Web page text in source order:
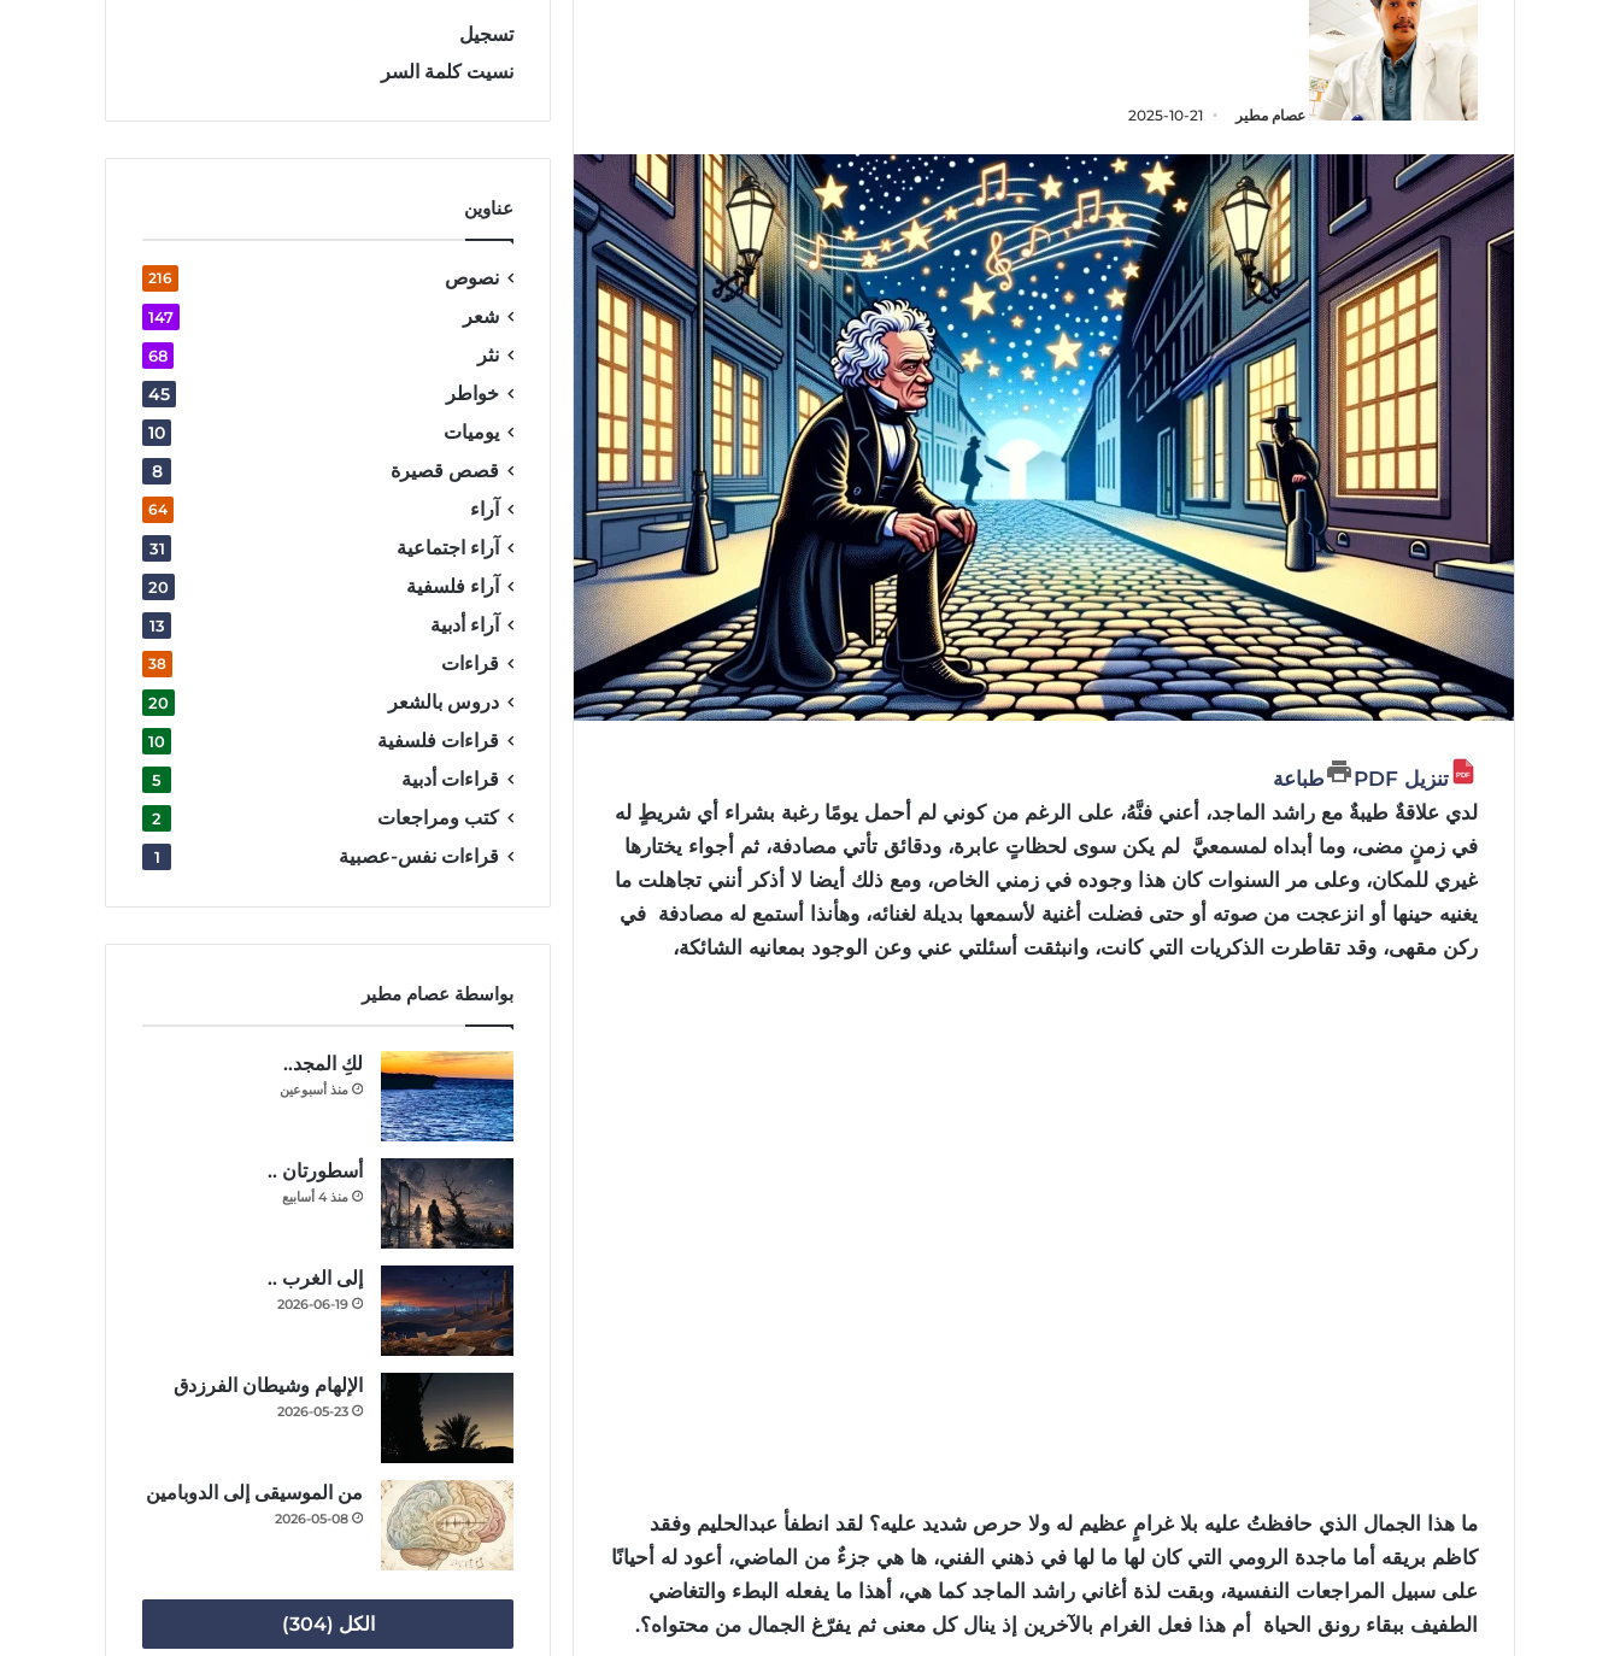
عصام مطير 2025-10-21
تنزيل PDF
طباعة
لدي علاقةٌ طيبةٌ مع راشد الماجد، أعني فنَّهُ، على الرغم من كوني لم أحمل يومًا رغبة بشراء أي شريطٍ له
في زمنٍ مضى، وما أبداه لمسمعيَّ لم يكن سوى لحظاتٍ عابرة، ودقائق تأتي مصادفة، ثم أجواء يختارها
غيري للمكان، وعلى مر السنوات كان هذا وجوده في زمني الخاص، ومع ذلك أيضا لا أذكر أنني تجاهلت ما
يغنيه حينها أو انزعجت من صوته أو حتى فضلت أغنية لأسمعها بديلة لغنائه، وهأنذا أستمع له مصادفة في
ركن مقهى، وقد تقاطرت الذكريات التي كانت، وانبثقت أسئلتي عني وعن الوجود بمعانيه الشائكة،
ما هذا الجمال الذي حافظتُ عليه بلا غرامٍ عظيم له ولا حرص شديد عليه؟ لقد انطفأ عبدالحليم وفقد
كاظم بريقه أما ماجدة الرومي التي كان لها ما لها في ذهني الفني، ها هي جزءٌ من الماضي، أعود له أحيانًا
على سبيل المراجعات النفسية، وبقت لذة أغاني راشد الماجد كما هي، أهذا ما يفعله البطء والتغاضي
الطفيف ببقاء رونق الحياة أم هذا فعل الغرام بالآخرين إذ ينال كل معنى ثم يفرّغ الجمال من محتواه؟.
تسجيل
نسيت كلمة السر
عناوين
نصوص 216
شعر 147
نثر 68
خواطر 45
يوميات 10
قصص قصيرة 8
آراء 64
آراء اجتماعية 31
آراء فلسفية 20
آراء أدبية 13
قراءات 38
دروس بالشعر 20
قراءات فلسفية 10
قراءات أدبية 5
كتب ومراجعات 2
قراءات نفس-عصبية 1
بواسطة عصام مطير
لكِ المجد..
منذ أسبوعين
أسطورتان ..
منذ 4 أسابيع
إلى الغرب ..
2026-06-19
الإلهام وشيطان الفرزدق
2026-05-23
من الموسيقى إلى الدوبامين
2026-05-08
الكل (304)